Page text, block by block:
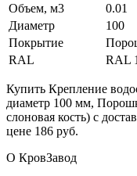
Объем, м3
0.01
Диаметр
100
Покрытие
RAL
RAL
Купить Крепление
диаметр 100 мм,
слоновая кость) с
цене 186 руб.
О КровЗавод